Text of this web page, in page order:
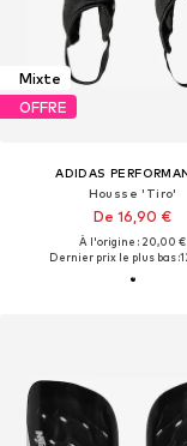
Mixte
OFFRE
ADIDAS
Housse 'Tiro'
De 16,90 €
À l'origine : 20,00 €
Dernier prix le plus bas :